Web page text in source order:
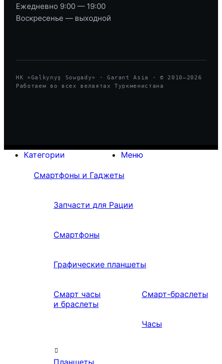
Ежедневно 9:00 — 19:00
Воскресенье — выходной
HK «Galkynyş Sowgady» · Garant Asia · © 2010—2026
Работаем во всех велаятах Туркменистана
Меню
Категории
Смартфоны и Гаджеты
Запчасти для Рации
Смартфоны
Графические планшеты
Смарт часы
и браслеты
Смарт-браслеты
Часы